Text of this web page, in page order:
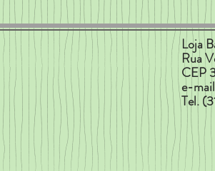
Loja
Rua
CEP
e-
Tel.